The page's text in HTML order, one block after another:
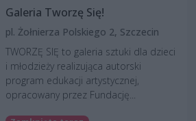
Galeria Tworzę Się!
pl. Żołnierza Polskiego 2, Szczecin
TWORZĘ SIĘ to galeria sztuki dla dzieci
i młodzieży realizująca autorski
program edukacji artystycznej,
opracowany przez Fundację...